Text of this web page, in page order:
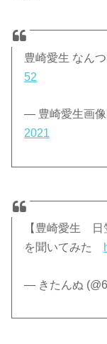
豊崎愛生 なん
52
— 豊崎愛生画像
2021
【豊崎愛生
を聞いてみた
— きたんぬ